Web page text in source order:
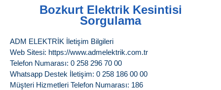
Bozkurt Elektrik Kesintisi
Sorgulama
ADM ELEKTRİK İletişim Bilgileri
Web Sitesi: https://www.admelektrik.com.tr
Telefon Numarası: 0 258 296 70 00
Whatsapp Destek İletişim: 0 258 186 00 00
Müşteri Hizmetleri Telefon Numarası: 186